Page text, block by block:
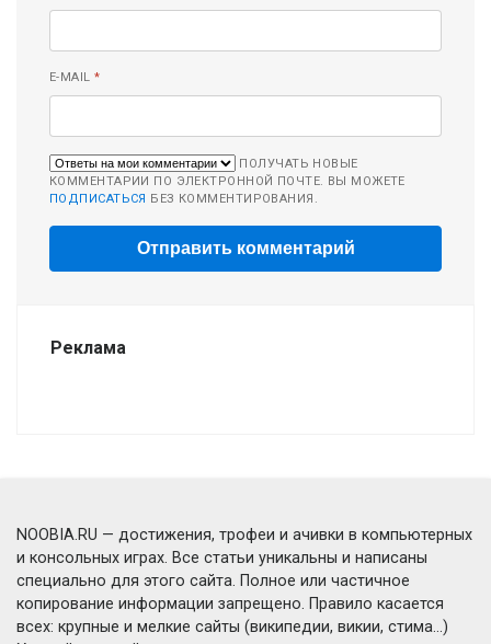
E-MAIL*
ПОЛУЧАТЬ НОВЫЕ
КОММЕНТАРИИ ПО ЭЛЕКТРОННОЙ ПОЧТЕ. ВЫ МОЖЕТЕ
ПОДПИСАТЬСЯ БЕЗ КОММЕНТИРОВАНИЯ.
Реклама
NOOBIA.RU — достижения, трофеи и ачивки в компьютерных
и консольных играх. Все статьи уникальны и написаны
специально для этого сайта. Полное или частичное
копирование информации запрещено. Правило касается
всех: крупные и мелкие сайты (википедии, викии, стима...)